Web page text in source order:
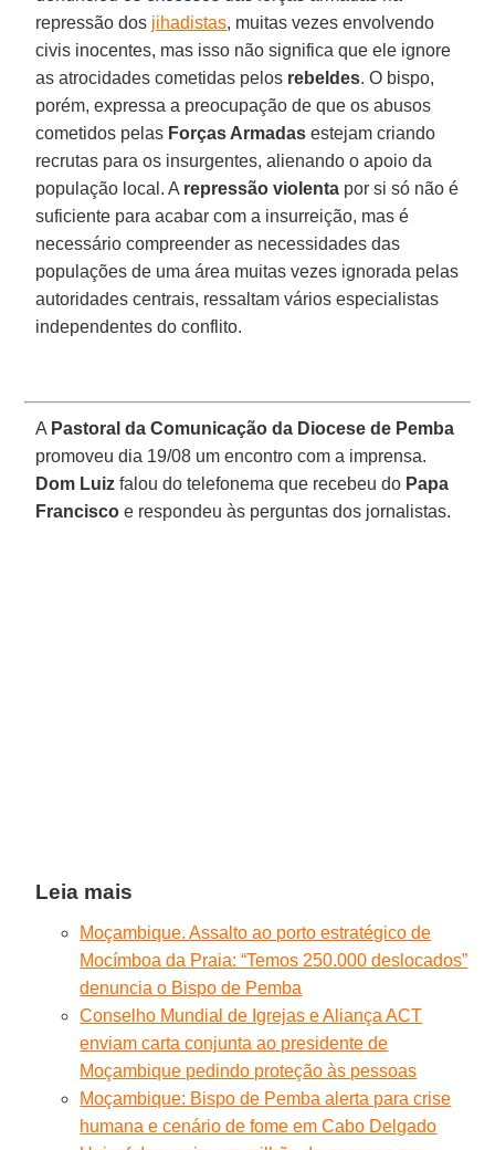
repressão dos jihadistas, muitas vezes envolvendo
civis inocentes, mas isso não significa que ele ignore
as atrocidades cometidas pelos rebeldes. O bispo,
porém, expressa a preocupação de que os abusos
cometidos pelas Forças Armadas estejam criando
recrutas para os insurgentes, alienando o apoio da
população local. A repressão violenta por si só não é
suficiente para acabar com a insurreição, mas é
necessário compreender as necessidades das
populações de uma área muitas vezes ignorada pelas
autoridades centrais, ressaltam vários especialistas
independentes do conflito.
A Pastoral da Comunicação da Diocese de Pemba
promoveu dia 19/08 um encontro com a imprensa.
Dom Luiz falou do telefonema que recebeu do Papa
Francisco e respondeu às perguntas dos jornalistas.
Leia mais
Moçambique. Assalto ao porto estratégico de
Mocímboa da Praia: “Temos 250.000 deslocados”
denuncia o Bispo de Pemba
Conselho Mundial de Igrejas e Aliança ACT
enviam carta conjunta ao presidente de
Moçambique pedindo proteção às pessoas
Moçambique: Bispo de Pemba alerta para crise
humana e cenário de fome em Cabo Delgado